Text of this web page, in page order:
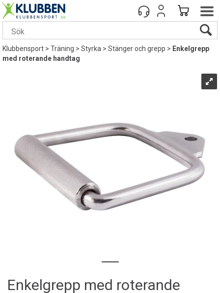
Klubbensport>Träning>Styrka>Stänger och grepp> Enkelgrepp
med roterande handtag
Enkelgrepp med roterande